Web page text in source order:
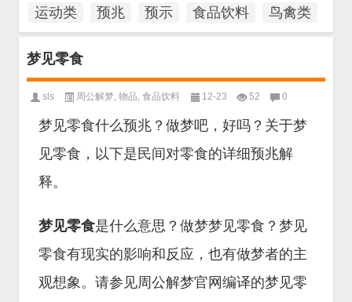
运动类
预兆 预示 食品饮料 鸟禽类
梦见零食
sls 周公解梦, 物品, 食品饮料 12-23 52 0
梦见零食什么预兆？做梦吧，好吗？关于梦
见零食，以下是民间对零食的详细预兆解
释。
梦见零食是什么意思？做梦梦见零食？梦见
零食有现实的影响和反应，也有做梦者的主
观想象。请参见周公解梦官网编译的梦见零